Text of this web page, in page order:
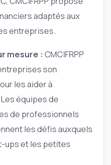
adaptés aux
entreprises.
mesure : CMCIFRPP
son
les aider à
équipes de
de professionnels
les défis auxquels
ups et les petites